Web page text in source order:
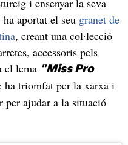
aportat el seu granet de
, creant una col·lecció
accessoris pels
el lema "Miss Pro
ha triomfat per la xarxa i
per ajudar a la situació